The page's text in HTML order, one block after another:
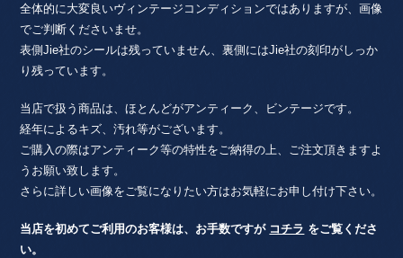
全体的に大変良いヴィンテージコンディションではありますが、画像
でご判断くださいませ。
表側Jie社のシールは残っていません、裏側にはJie社の刻印がしっか
り残っています。
当店で扱う商品は、ほとんどがアンティーク、ビンテージです。
経年によるキズ、汚れ等がございます。
ご購入の際はアンティーク等の特性をご納得の上、ご注文頂きますよ
うお願い致します。
さらに詳しい画像をご覧になりたい方はお気軽にお申し付け下さい。
当店を初めてご利用のお客様は、お手数ですが コチラ をご覧くださ
い。